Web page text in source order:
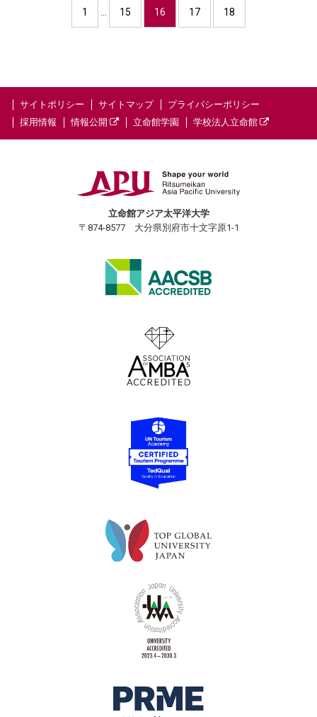
1 15 16 17 18
サイトポリシー サイトマップ
プライバシーポリシー
採用情報
情報公開 立命館学園 学校法人立命館
立命館アジア太平洋大学
〒874-8577 大分県別府市十文字原1-1